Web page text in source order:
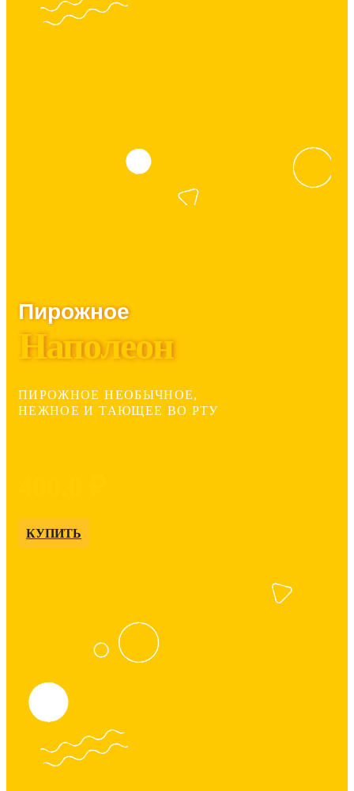
Пирожное
Наполеон
ПИРОЖНОЕ НЕОБЫЧНОЕ,
НЕЖНОЕ И ТАЮЩЕЕ ВО РТУ
КУПИТЬ